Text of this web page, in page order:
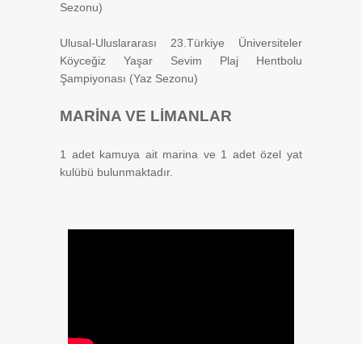
Sezonu)
Ulusal-Uluslararası 23.Türkiye Üniversiteler
Köyceğiz Yaşar Sevim Plaj Hentbolu
Şampiyonası (Yaz Sezonu)
MARİNA VE LİMANLAR
1 adet kamuya ait marina ve 1 adet özel yat
kulübü bulunmaktadır.